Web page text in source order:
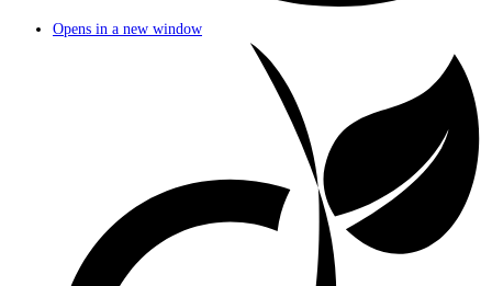
Opens in a new window